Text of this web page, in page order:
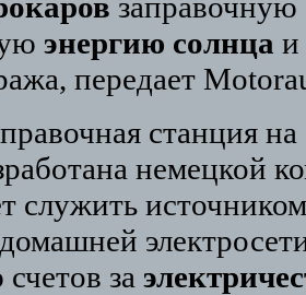
энергию солнца и
передает
станция на
немецкой
служить
за